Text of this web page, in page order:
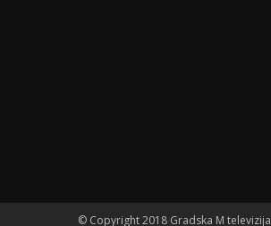
© Copyright 2018 Gradska M televizija